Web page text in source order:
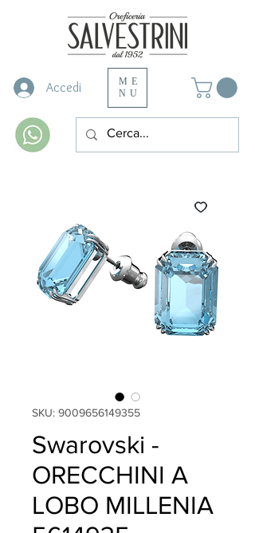
Accedi
ME
NU
SKU: 9009656149355
Swarovski -
ORECCHINI A
LOBO MILLENIA